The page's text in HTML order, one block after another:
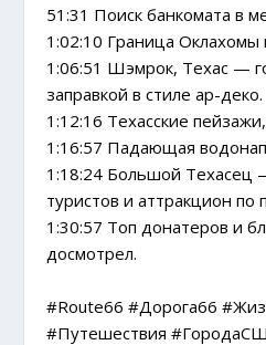
51:31 Поиск банкомата в
1:02:10 Граница Оклахомы
1:06:51 Шэмрок, Техас —
заправкой в стиле ар-деко.
1:12:16 Техасские
1:16:57 Падающая
1:18:24 Большой Техасец
туристов и аттракцион по
1:30:57 Топ донатеров и
досмотрел.
#Route66 #Дорога66
#Путешествия